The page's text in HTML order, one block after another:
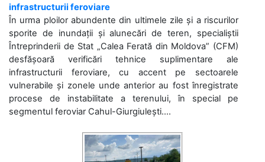
infrastructurii feroviare
În urma ploilor abundente din ultimele zile și a riscurilor
sporite de inundații și alunecări de teren, specialiștii
Întreprinderii de Stat „Calea Ferată din Moldova” (CFM)
desfășoară verificări tehnice suplimentare ale
infrastructurii feroviare, cu accent pe sectoarele
vulnerabile și zonele unde anterior au fost înregistrate
procese de instabilitate a terenului, în special pe
segmentul feroviar Cahul-Giurgiulești....